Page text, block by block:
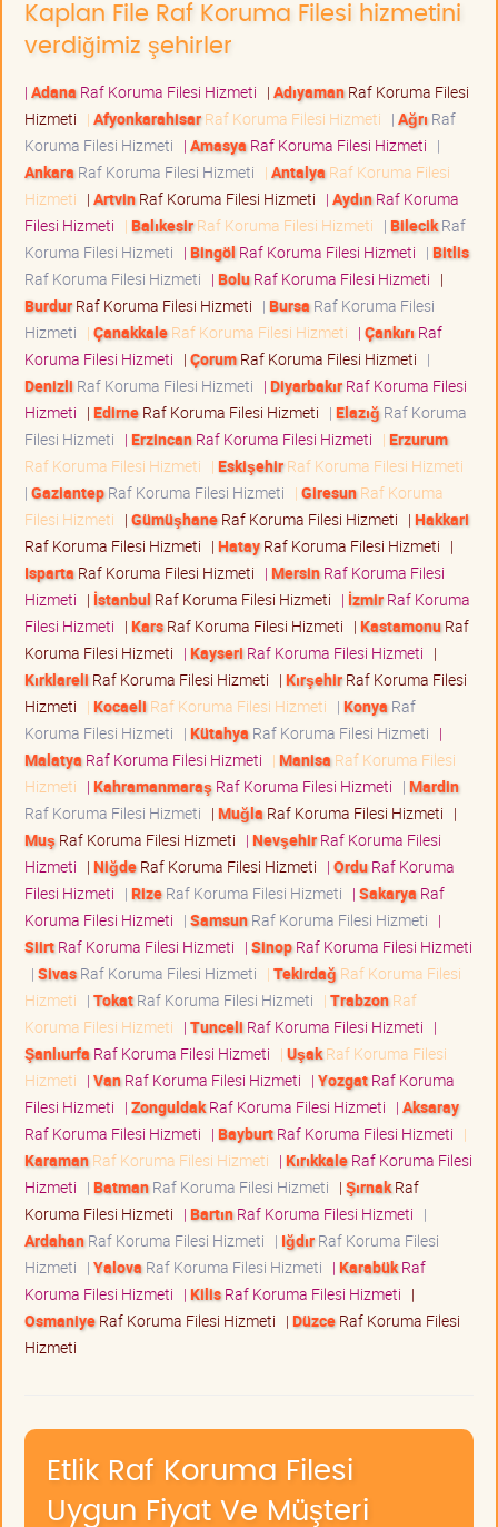
Kaplan File Raf Koruma Filesi hizmetini
verdiğimiz şehirler
| Adana Raf Koruma Filesi Hizmeti | AdıyamanRaf Koruma Filesi
Hizmeti | AfyonkarahisarRaf Koruma Filesi Hizmeti | Ağrı Raf
Koruma Filesi Hizmeti | Amasya Raf Koruma Filesi Hizmeti |
Ankara Raf Koruma Filesi Hizmeti | Antalya Raf Koruma Filesi
Hizmeti | ArtvinRaf Koruma Filesi Hizmeti | AydınRaf Koruma
Filesi Hizmeti | BalıkesirRaf Koruma Filesi Hizmeti | BilecikRaf
Koruma Filesi Hizmeti | Bingöl Raf Koruma Filesi Hizmeti | Bitlis
Raf Koruma Filesi Hizmeti | BoluRaf Koruma Filesi Hizmeti |
BurdurRaf Koruma Filesi Hizmeti | Bursa Raf Koruma Filesi
Hizmeti | ÇanakkaleRaf Koruma Filesi Hizmeti | Çankırı Raf
Koruma Filesi Hizmeti | ÇorumRaf Koruma Filesi Hizmeti |
Denizli Raf Koruma Filesi Hizmeti | DiyarbakırRaf Koruma Filesi
Hizmeti | EdirneRaf Koruma Filesi Hizmeti | Elazığ Raf Koruma
Filesi Hizmeti | ErzincanRaf Koruma Filesi Hizmeti | Erzurum
Raf Koruma Filesi Hizmeti | EskişehirRaf Koruma Filesi Hizmeti
| GaziantepRaf Koruma Filesi Hizmeti | GiresunRaf Koruma
Filesi Hizmeti | GümüşhaneRaf Koruma Filesi Hizmeti | Hakkari
Raf Koruma Filesi Hizmeti | HatayRaf Koruma Filesi Hizmeti |
Isparta Raf Koruma Filesi Hizmeti | MersinRaf Koruma Filesi
Hizmeti | İstanbul Raf Koruma Filesi Hizmeti | İzmirRaf Koruma
Filesi Hizmeti | KarsRaf Koruma Filesi Hizmeti | KastamonuRaf
Koruma Filesi Hizmeti | Kayseri Raf Koruma Filesi Hizmeti |
Kırklareli Raf Koruma Filesi Hizmeti | KırşehirRaf Koruma Filesi
Hizmeti | Kocaeli Raf Koruma Filesi Hizmeti | Konya Raf
Koruma Filesi Hizmeti | Kütahya Raf Koruma Filesi Hizmeti |
Malatya Raf Koruma Filesi Hizmeti | Manisa Raf Koruma Filesi
Hizmeti | Kahramanmaraş Raf Koruma Filesi Hizmeti | Mardin
Raf Koruma Filesi Hizmeti | Muğla Raf Koruma Filesi Hizmeti |
Muş Raf Koruma Filesi Hizmeti | NevşehirRaf Koruma Filesi
Hizmeti | NiğdeRaf Koruma Filesi Hizmeti | OrduRaf Koruma
Filesi Hizmeti | RizeRaf Koruma Filesi Hizmeti | Sakarya Raf
Koruma Filesi Hizmeti | SamsunRaf Koruma Filesi Hizmeti |
SiirtRaf Koruma Filesi Hizmeti | SinopRaf Koruma Filesi Hizmeti
| SivasRaf Koruma Filesi Hizmeti | Tekirdağ Raf Koruma Filesi
Hizmeti | TokatRaf Koruma Filesi Hizmeti | TrabzonRaf
Koruma Filesi Hizmeti | Tunceli Raf Koruma Filesi Hizmeti |
Şanlıurfa Raf Koruma Filesi Hizmeti | UşakRaf Koruma Filesi
Hizmeti | VanRaf Koruma Filesi Hizmeti | YozgatRaf Koruma
Filesi Hizmeti | ZonguldakRaf Koruma Filesi Hizmeti | Aksaray
Raf Koruma Filesi Hizmeti | BayburtRaf Koruma Filesi Hizmeti |
KaramanRaf Koruma Filesi Hizmeti | KırıkkaleRaf Koruma Filesi
Hizmeti | BatmanRaf Koruma Filesi Hizmeti | ŞırnakRaf
Koruma Filesi Hizmeti | BartınRaf Koruma Filesi Hizmeti |
ArdahanRaf Koruma Filesi Hizmeti | IğdırRaf Koruma Filesi
Hizmeti | Yalova Raf Koruma Filesi Hizmeti | KarabükRaf
Koruma Filesi Hizmeti | KilisRaf Koruma Filesi Hizmeti |
OsmaniyeRaf Koruma Filesi Hizmeti | DüzceRaf Koruma Filesi
Hizmeti
Etlik Raf Koruma Filesi
Uygun Fiyat Ve Müşteri